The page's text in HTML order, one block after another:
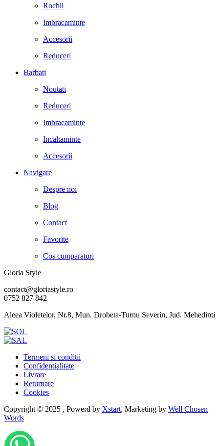
Rochii
Imbracaminte
Accesorii
Reduceri
Barbati
Noutati
Reduceri
Imbracaminte
Incaltaminte
Accesorii
Navigare
Despre noi
Blog
Contact
Favorite
Cos cumparaturi
Gloria Style
contact@gloriastyle.ro
0752 827 842
Aleea Violetelor, Nr.8, Mun. Drobeta-Turnu Severin, Jud. Mehedinti
Termeni si conditii
Confidentialitate
Livrare
Returnare
Cookies
Copyright © 2025 , Powerd by Xstart, Marketing by Well Chosen
Words